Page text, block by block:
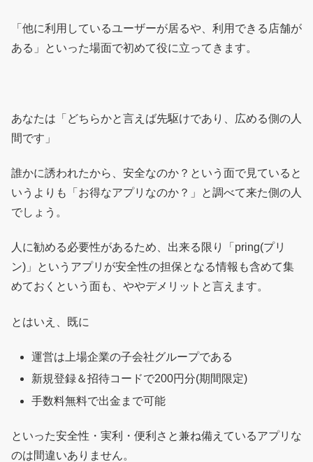
「他に利用しているユーザーが居るや、利用できる店舗が
ある」といった場面で初めて役に立ってきます。
あなたは「どちらかと言えば先駆けであり、広める側の人
間です」
誰かに誘われたから、安全なのか？という面で見ていると
いうよりも「お得なアプリなのか？」と調べて来た側の人
でしょう。
人に勧める必要性があるため、出来る限り「pring(プリ
ン)」というアプリが安全性の担保となる情報も含めて集
めておくという面も、ややデメリットと言えます。
とはいえ、既に
運営は上場企業の子会社グループである
新規登録＆招待コードで200円分(期間限定)
手数料無料で出金まで可能
といった安全性・実利・便利さと兼ね備えているアプリな
のは間違いありません。